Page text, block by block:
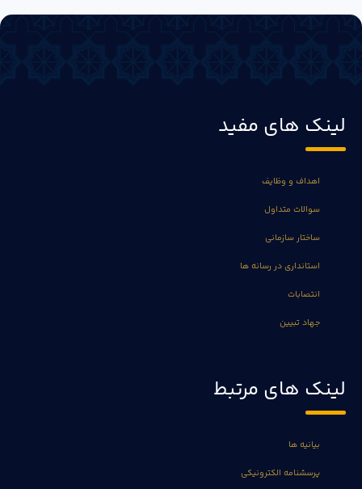
لینک های مفید
اهداف و وظایف
سوالات متداول
ساختار سازمانی
استانداری در رسانه ها
انتصابات
جهاد تبیین
لینک های مرتبط
بیانیه ها
پرسشنامه الکترونیکی